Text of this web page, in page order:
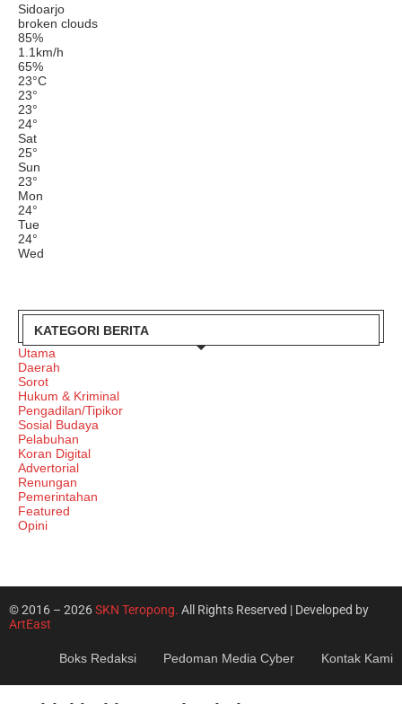
Sidoarjo
broken clouds
85%
1.1km/h
65%
23°C
23°
23°
24°
Sat
25°
Sun
23°
Mon
24°
Tue
24°
Wed
KATEGORI BERITA
Utama
Daerah
Sorot
Hukum & Kriminal
Pengadilan/Tipikor
Sosial Budaya
Pelabuhan
Koran Digital
Advertorial
Renungan
Pemerintahan
Featured
Opini
© 2016 – 2026SKN Teropong. All Rights Reserved | Developed by
ArtEast
Boks Redaksi Pedoman Media Cyber Kontak Kami